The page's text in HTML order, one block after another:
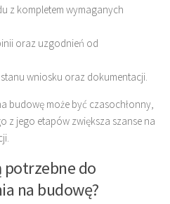
z kompletem wymaganych
oraz uzgodnień od
wniosku oraz dokumentacji.
budowę może być czasochłonny,
z jego etapów zwiększa szanse na
potrzebne do
na budowę?